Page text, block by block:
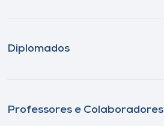
Diplomados
Professores e Colaboradores